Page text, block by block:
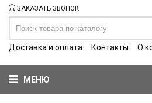
ЗАКАЗАТЬ ЗВОНОК
Доставка и оплата Контакты О
МЕНЮ